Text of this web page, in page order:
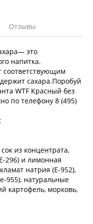
Отзывы
это
напитка.
соответствующим
сахара.Поробуй
WTF Красный без
по телефону 8 (495)
из концентрата,
296) и лимонная
натрия (Е-952),
955), натуральные
картофель, морковь,